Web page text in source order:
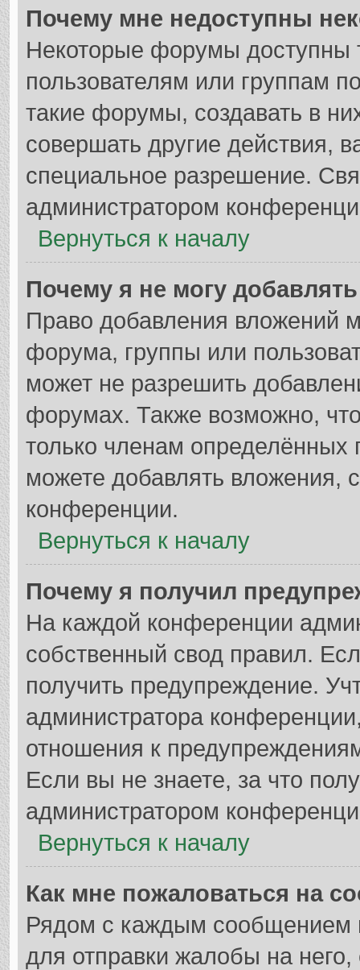
Почему мне недоступны
Некоторые форумы доступны
пользователям или группам
такие форумы, создавать в
совершать другие действия,
специальное разрешение.
администратором
Вернуться к началу
Почему я не могу
Право добавления вложений
форума, группы или
может не разрешить
форумах. Также возможно,
только членам определённых
можете добавлять вложения,
конференции.
Вернуться к началу
Почему я получил
На каждой конференции
собственный свод правил.
получить предупреждение.
администратора
отношения к
Если вы не знаете, за что
администратором
Вернуться к началу
Как мне пожаловаться на
Рядом с каждым сообщением
для отправки жалобы на